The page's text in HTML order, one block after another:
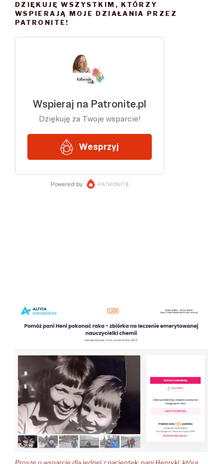
DZIĘKUJĘ WSZYSTKIM, KTÓRZY
WSPIERAJĄ MOJE DZIAŁANIA PRZEZ
PATRONITE!
Proszę o wsparcie dla jednej z pacjentek: pani Henryki, która